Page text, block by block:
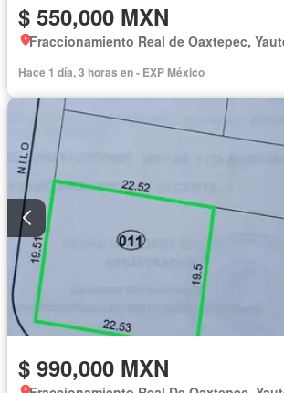
$ 550,000 MXN
Fraccionamiento Real de Oaxtepec,
Hace 1 día, 3 horas en - EXP México
$ 990,000 MXN